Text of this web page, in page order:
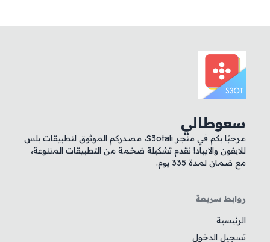
سعوطالي
مرحبًا بكم في متجر S3otali، مصدركم الموثوق لتطبيقات بلس
للايفون والايباد! نقدم تشكيلة ضخمة من التطبيقات المتنوعة،
مع ضمان لمدة 335 يوم.
روابط سريعة
الرئيسية
تسجيل الدخول